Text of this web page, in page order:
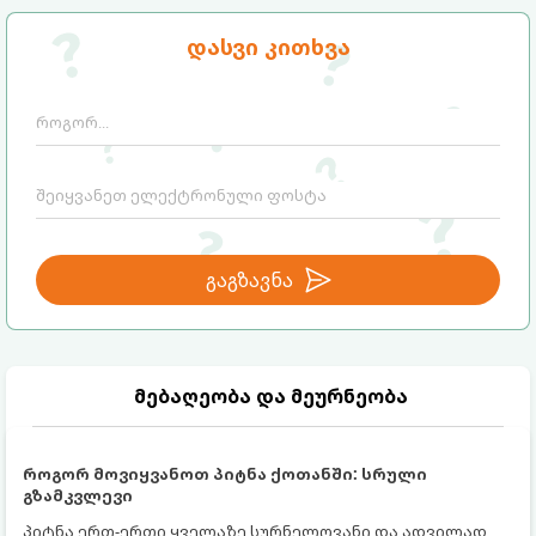
დასვი კითხვა
გაგზავნა
მებაღეობა და მეურნეობა
როგორ მოვიყვანოთ პიტნა ქოთანში: სრული
გზამკვლევი
პიტნა ერთ-ერთი ყველაზე სურნელოვანი და ადვილად